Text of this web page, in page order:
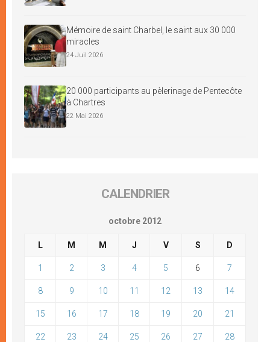
Mémoire de saint Charbel, le saint aux 30 000
miracles
24 Juil 2026
20 000 participants au pèlerinage de Pentecôte
à Chartres
22 Mai 2026
CALENDRIER
octobre 2012
L M M J V S D
1 2 3 4 5 6 7
8 9 10 11 12 13 14
15 16 17 18 19 20 21
22 23 24 25 26 27 28